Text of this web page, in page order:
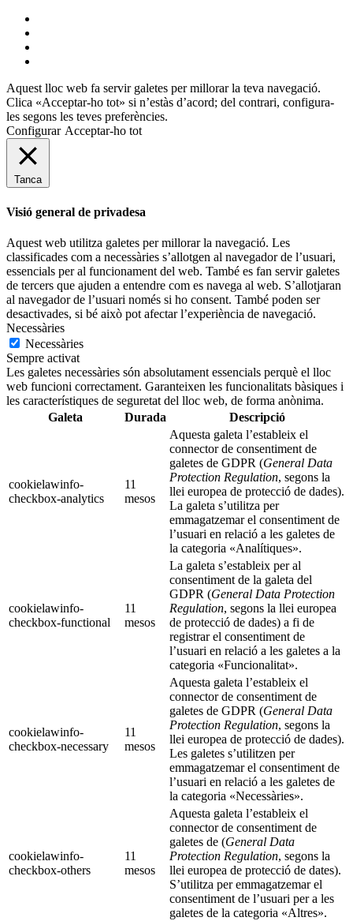
Aquest lloc web fa servir galetes per millorar la teva navegació.
Clica «Acceptar-ho tot» si n’estàs d’acord; del contrari, configura-
les segons les teves preferències.
Configurar Acceptar-ho tot
Tanca
Visió general de privadesa
Aquest web utilitza galetes per millorar la navegació. Les
classificades com a necessàries s’allotgen al navegador de l’usuari,
essencials per al funcionament del web. També es fan servir galetes
de tercers que ajuden a entendre com es navega al web. S’allotjaran
al navegador de l’usuari només si ho consent. També poden ser
desactivades, si bé això pot afectar l’experiència de navegació.
Necessàries
Necessàries
Sempre activat
Les galetes necessàries són absolutament essencials perquè el lloc
web funcioni correctament. Garanteixen les funcionalitats bàsiques i
les característiques de seguretat del lloc web, de forma anònima.
Galeta
Durada Descripció
cookielawinfo-
checkbox-analytics
11
mesos
Aquesta galeta l’estableix el
connector de consentiment de
galetes de GDPR (General Data
Protection Regulation, segons la
llei europea de protecció de dades).
La galeta s’utilitza per
emmagatzemar el consentiment de
l’usuari en relació a les galetes de
la categoria «Analítiques».
cookielawinfo-
checkbox-functional
11
mesos
La galeta s’estableix per al
consentiment de la galeta del
GDPR (General Data Protection
Regulation, segons la llei europea
de protecció de dades) a fi de
registrar el consentiment de
l’usuari en relació a les galetes a la
categoria «Funcionalitat».
cookielawinfo-
checkbox-necessary
11
mesos
Aquesta galeta l’estableix el
connector de consentiment de
galetes de GDPR (General Data
Protection Regulation, segons la
llei europea de protecció de dades).
Les galetes s’utilitzen per
emmagatzemar el consentiment de
l’usuari en relació a les galetes de
la categoria «Necessàries».
cookielawinfo-
checkbox-others
11
mesos
Aquesta galeta l’estableix el
connector de consentiment de
galetes de (General Data
Protection Regulation, segons la
llei europea de protecció de dates).
S’utilitza per emmagatzemar el
consentiment de l’usuari per a les
galetes de la categoria «Altres».